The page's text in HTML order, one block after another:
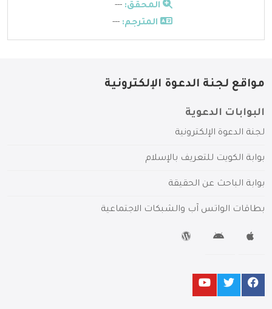
المحقق: ---
المترجم: ---
مواقع لجنة الدعوة الإلكترونية
البوابات الدعوية
لجنة الدعوة الإلكترونية
بوابة الكويت للتعريف بالإسلام
بوابة الباحث عن الحقيقة
بطاقات الواتس آب والشبكات الاجتماعية